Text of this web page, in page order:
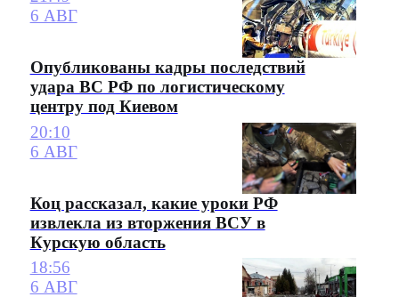
6 АВГ
Опубликованы кадры последствий
удара ВС РФ по логистическому
центру под Киевом
20:10
6 АВГ
Коц рассказал, какие уроки РФ
извлекла из вторжения ВСУ в
Курскую область
18:56
6 АВГ